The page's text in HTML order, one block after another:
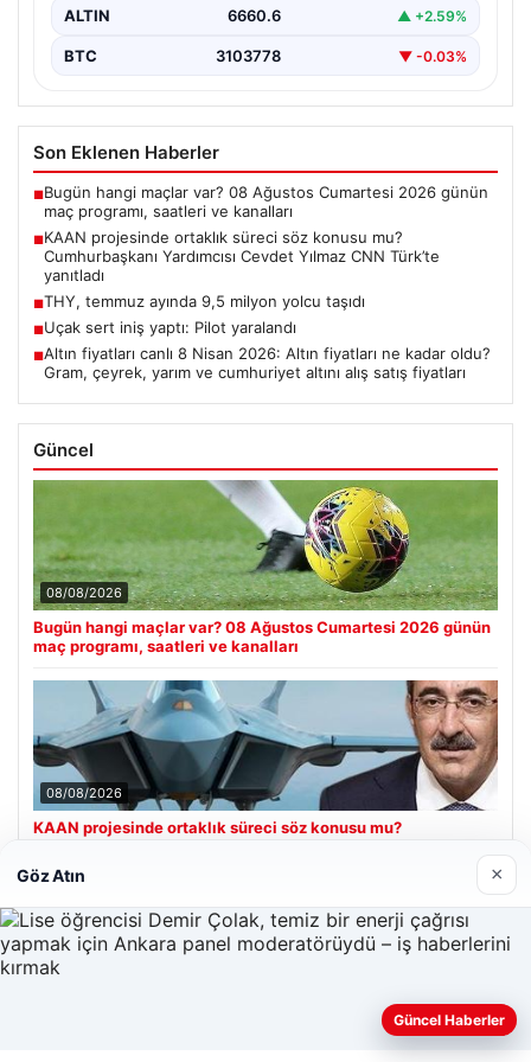
ALTIN 6660.6 ▲ +2.59%
BTC 3103778 ▼ -0.03%
Son Eklenen Haberler
■Bugün hangi maçlar var? 08 Ağustos Cumartesi 2026 günün
maç programı, saatleri ve kanalları
■KAAN projesinde ortaklık süreci söz konusu mu?
Cumhurbaşkanı Yardımcısı Cevdet Yılmaz CNN Türk’te
yanıtladı
■THY, temmuz ayında 9,5 milyon yolcu taşıdı
■Uçak sert iniş yaptı: Pilot yaralandı
■Altın fiyatları canlı 8 Nisan 2026: Altın fiyatları ne kadar oldu?
Gram, çeyrek, yarım ve cumhuriyet altını alış satış fiyatları
Güncel
08/08/2026
Bugün hangi maçlar var? 08 Ağustos Cumartesi 2026 günün
maç programı, saatleri ve kanalları
08/08/2026
KAAN projesinde ortaklık süreci söz konusu mu?
yanıtladı
Son Eklenen Firmalar
Göz Atın ×
Güncel Haberler